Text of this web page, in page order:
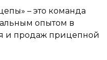
– это команда
опытом в
и продаж прицепной